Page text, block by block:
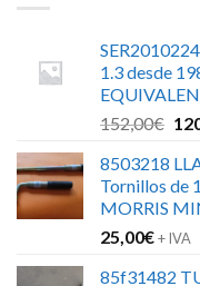
1.3 desde
152,00€ El
era:
8503218
Tornillos de
MORRIS
25,00€+ IVA
85f31482